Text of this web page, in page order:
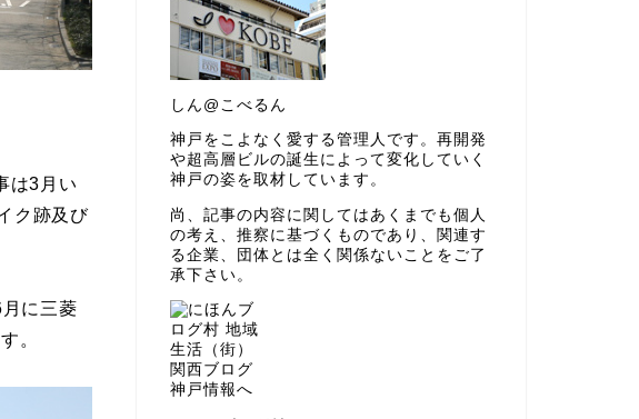
は3月い
ク跡及び
に三菱
。
しん@こべるん
神戸をこよなく愛する管理人です。再開発
や超高層ビルの誕生によって変化していく
神戸の姿を取材しています。
尚、記事の内容に関してはあくまでも個人
の考え、推察に基づくものであり、関連す
る企業、団体とは全く関係ないことをご了
承下さい。